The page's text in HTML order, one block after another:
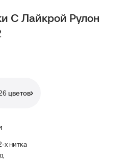
С Лайкрой Рулон
цветов
х нитка